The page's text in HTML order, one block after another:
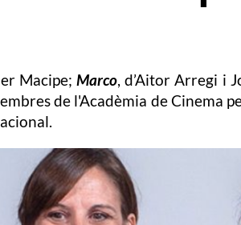
Macipe;Marco, d’Aitor Arregi i
de l'Acadèmia de Cinema